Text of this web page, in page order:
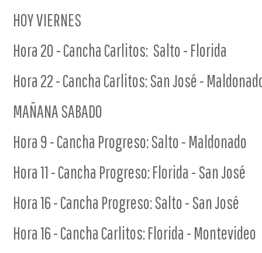
HOY VIERNES
Hora 20 - Cancha Carlitos: Salto - Florida
Hora 22 - Cancha Carlitos: San José -
MAÑANA SABADO
Hora 9 - Cancha Progreso: Salto - Maldonado
Hora 11 - Cancha Progreso: Florida - San José
Hora 16 - Cancha Progreso: Salto - San José
Hora 16 - Cancha Carlitos: Florida - Montevideo